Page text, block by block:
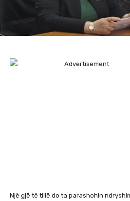
Një gjë të tillë do ta parashohin